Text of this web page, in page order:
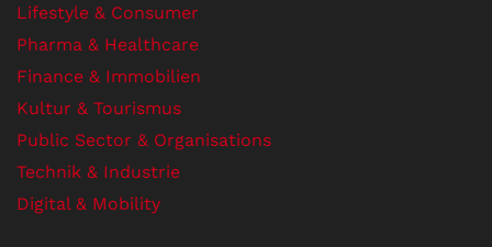
Lifestyle & Consumer
Pharma & Healthcare
Finance & Immobilien
Kultur & Tourismus
Public Sector & Organisations
Technik & Industrie
Digital & Mobility